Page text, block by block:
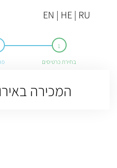
EN | HE | RU
בחירת כרטיסים
המכירה